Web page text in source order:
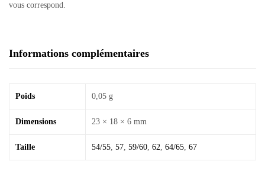
vous correspond.
Informations complémentaires
Poids 0,05 g
Dimensions 23 × 18 × 6 mm
Taille 54/55, 57, 59/60, 62, 64/65, 67